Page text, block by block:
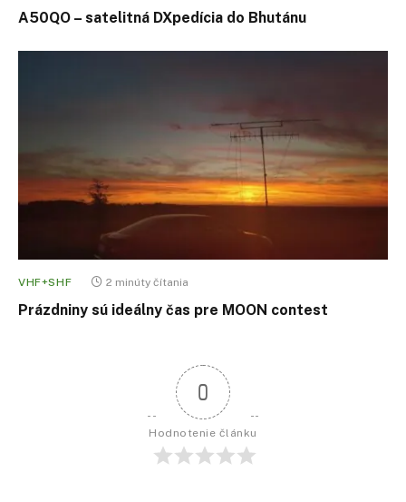
A50QO – satelitná DXpedícia do Bhutánu
VHF+SHF 2 minúty čítania
Prázdniny sú ideálny čas pre MOON contest
0
Hodnotenie článku